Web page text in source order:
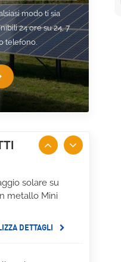
modo ti sia
24 ore su 24, 7
telefono.
solare su
metallo Mini
DETTAGLI